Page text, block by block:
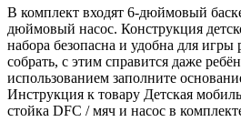
В комплект входят 6-дюймовый
дюймовый насос. Конструкция
набора безопасна и удобна для игры
собрать, с этим справится даже
использованием заполните
Инструкция к товару Детская
стойка DFC / мяч и насос в